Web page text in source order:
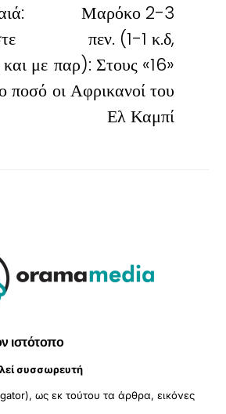
με
ποσό
Μαρόκο 2-3
πεν. (1-1 κ.δ,
παρ): Στους «16»
οι Αφρικανοί του
Ελ Καμπί
ιστότοπο
συσσωρευτή
ως εκ τούτου τα άρθρα, εικόνες